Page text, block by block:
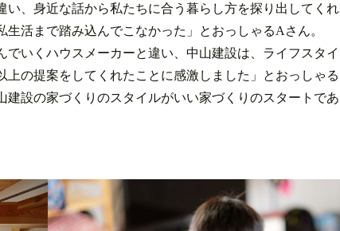
い、身近な話から私たちに合う暮らし方を探り出してくれ
活まで踏み込んでこなかった」とおっしゃるAさん。
でいくハウスメーカーと違い、中山建設は、ライフスタイ
の提案をしてくれたことに感激しました」とおっしゃる
建設の家づくりのスタイルがいい家づくりのスタートであ